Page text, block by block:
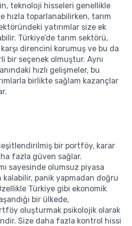
teknoloji hisseleri genellikle
hızla toparlanabilirken, tarım
yatırımlar size ek
Türkiye’de tarım sektörü,
direncini korumuş ve bu da
bir seçenek olmuştur. Aynı
hızlı gelişmeler, bu
birlikte sağlam kazançlar
bir portföy, karar
fazla güven sağlar.
sayesinde olumsuz piyasa
kalabilir, panik yapmadan doğru
Türkiye gibi ekonomik
bir ülkede,
oluşturmak psikolojik olarak
Size daha fazla kontrol hissi